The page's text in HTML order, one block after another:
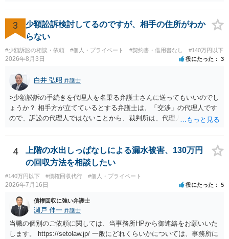
在確認請求訴訟を提起することも考えられますが、まずは後払い決済
業者へ（原契約のクーリング・オフの証拠の写しとともに）支払拒絶
の通知書を送り、もし訴訟や支払督促を行ってきた場合には全面的に
争う、というやり方がベターではないかと思います。弁護士会の相談
センター等で、消費者問題に強い弁護士（消費者保護委員会に所属し
ているなど）へ相談されることをお勧めします。
3
少額訟訴検討してるのですが、相手の住所がわか
らない
#少額訴訟の相談・依頼 #個人・プライベート #契約書・借用書なし #140万円以下
2026年8月3日 役にたった 3
白井 弘昭 弁護士
>少額訟訴の手続きを代理人を名乗る弁護士さんに送ってもいいのでし
ょうか？ 相手方が立てているとする弁護士は、「交渉」の代理人です
ので、訴訟の代理人ではないことから、裁判所は、代理人宛ての訴状
ている場合は、相手方（被告）の住所で訴状を作成提出し、裁判所に
代理人が就いていたことを知らせると（訴状の記載内容から明らかな
場合も）、裁判所が当該代理人弁護士に事前連絡し、引き続き訴訟も
受任するかを聞いたうえで、受任の意志が明らかになったところで、
直接被告に送達するのではなく、代理人に訴状の受領を促すこともあ
ります。 ラインのやり取りでしか証拠がないと、実際の本人性が明ら
かではありません。もちろん弁護士（２０万円の請求で代理人弁護士
に委任するかも疑わしいのですが）も住所は明らかにしないでしょ
う。 何か本人を示す事実（振込先などの情報）から、相手の住所等の
情報を割り出していくしかないように思えます。 以上、ご参考まで。
4
上階の水出しっぱなしによる漏水被害、130万円
の回収方法を相談したい
#140万円以下 #債権回収代行 #個人・プライベート
2026年7月16日 役にたった 5
債権回収に強い弁護士
瀬戸 伸一 弁護士
当職の個別のご依頼に関しては、当事務所HPから御連絡をお願いいた
します。 https://setolaw.jp/ 一般にどれくらいかについては、事務所に